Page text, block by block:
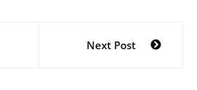
Next Post